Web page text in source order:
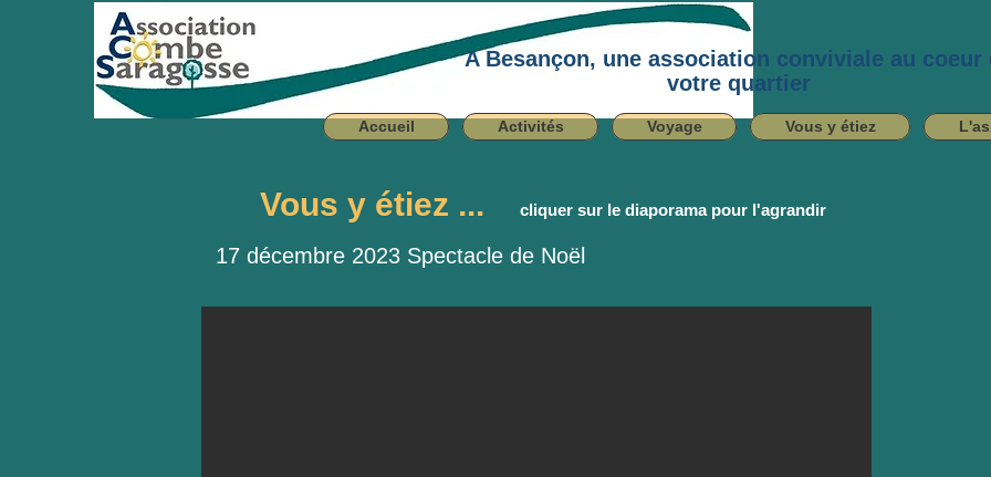
A Besançon, une association conviviale au coeur
votre quartier
Accueil Activités Voyage Vous y étiez
Vous y étiez ... cliquer sur le diaporama pour l'agrandir
17 décembre 2023 Spectacle de Noël